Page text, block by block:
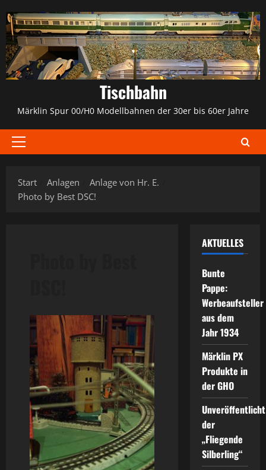
Inhalt
springen
Tischbahn
Märklin Spur 00/H0 Modellbahnen der 30er bis 60er Jahre
Primäres
Start
Anlagen
Anlage von Hr. E.
Photo by Best DSC!
AKTUELLES
Bunte
Pappe:
Werbeaufsteller
aus dem
Jahr 1934
Märklin PX
Produkte in
der GHO
der
„Fliegende
Silberling“